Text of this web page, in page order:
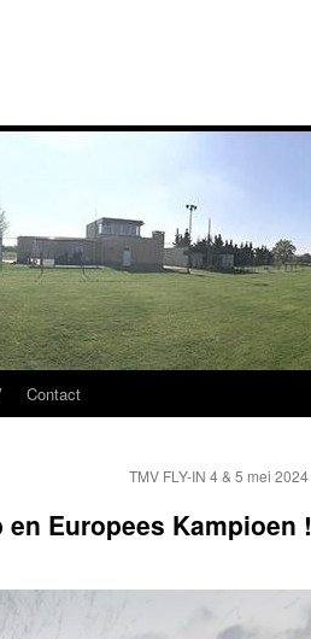
Contact
TMV FLY-IN 4 & 5 mei 2024
Europees Kampioen !